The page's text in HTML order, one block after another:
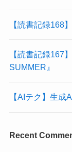
【読書記録168
【読書記録167
SUMMER』
【AIテク】生成
Recent